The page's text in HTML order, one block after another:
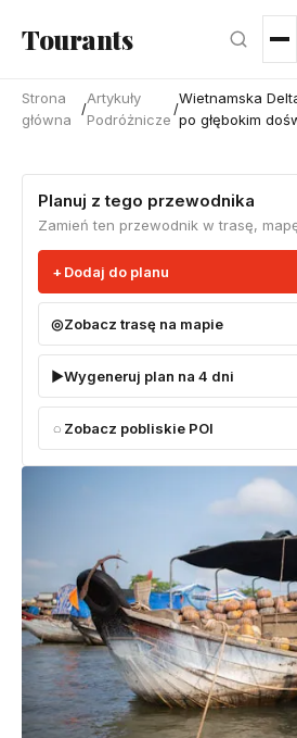
Tourants
Strona
główna
/
Artykuły
Podróżnicze
/
Wietnamska
po głębokim
Planuj z tego przewodnika
Zamień ten przewodnik w trasę,
Dodaj do planu
Zobacz trasę na mapie
Wygeneruj plan na 4 dni
Zobacz pobliskie POI